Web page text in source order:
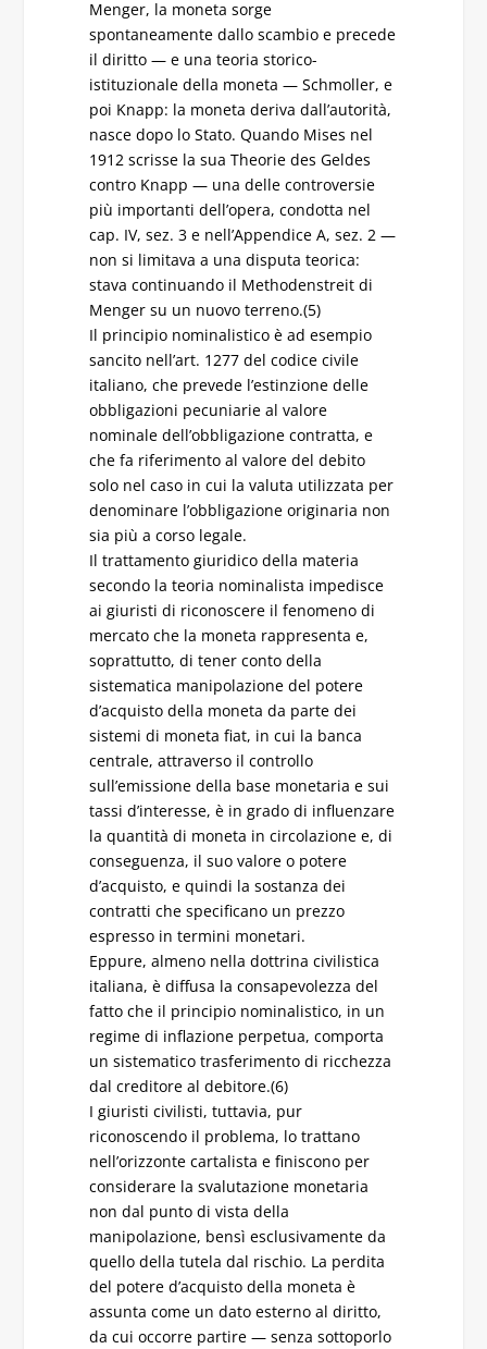
Menger, la moneta sorge
spontaneamente dallo scambio e precede
il diritto — e una teoria storico-
istituzionale della moneta — Schmoller, e
poi Knapp: la moneta deriva dall’autorità,
nasce dopo lo Stato. Quando Mises nel
1912 scrisse la sua Theorie des Geldes
contro Knapp — una delle controversie
più importanti dell’opera, condotta nel
cap. IV, sez. 3 e nell’Appendice A, sez. 2 —
non si limitava a una disputa teorica:
stava continuando il Methodenstreit di
Menger su un nuovo terreno.(5)
Il principio nominalistico è ad esempio
sancito nell’art. 1277 del codice civile
italiano, che prevede l’estinzione delle
obbligazioni pecuniarie al valore
nominale dell’obbligazione contratta, e
che fa riferimento al valore del debito
solo nel caso in cui la valuta utilizzata per
denominare l’obbligazione originaria non
sia più a corso legale.
Il trattamento giuridico della materia
secondo la teoria nominalista impedisce
ai giuristi di riconoscere il fenomeno di
mercato che la moneta rappresenta e,
soprattutto, di tener conto della
sistematica manipolazione del potere
d’acquisto della moneta da parte dei
sistemi di moneta fiat, in cui la banca
centrale, attraverso il controllo
sull’emissione della base monetaria e sui
tassi d’interesse, è in grado di influenzare
la quantità di moneta in circolazione e, di
conseguenza, il suo valore o potere
d’acquisto, e quindi la sostanza dei
contratti che specificano un prezzo
espresso in termini monetari.
Eppure, almeno nella dottrina civilistica
italiana, è diffusa la consapevolezza del
fatto che il principio nominalistico, in un
regime di inflazione perpetua, comporta
un sistematico trasferimento di ricchezza
dal creditore al debitore.(6)
I giuristi civilisti, tuttavia, pur
riconoscendo il problema, lo trattano
nell’orizzonte cartalista e finiscono per
considerare la svalutazione monetaria
non dal punto di vista della
manipolazione, bensì esclusivamente da
quello della tutela dal rischio. La perdita
del potere d’acquisto della moneta è
assunta come un dato esterno al diritto,
da cui occorre partire — senza sottoporlo